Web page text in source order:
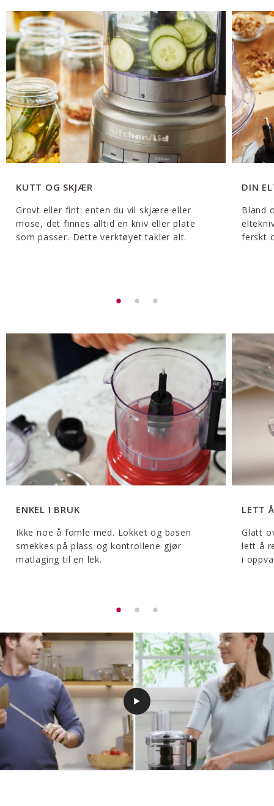
KUTT OG SKJÆR
Grovt eller fint: enten du vil skjære eller
mose, det finnes alltid en kniv eller plate
som passer. Dette verktøyet takler alt.
DIN
Bland
ferskt
ENKEL I BRUK
Ikke noe å fomle med. Lokket og basen
smekkes på plass og kontrollene gjør
matlaging til en lek.
LETT
Glatt
lett å
i